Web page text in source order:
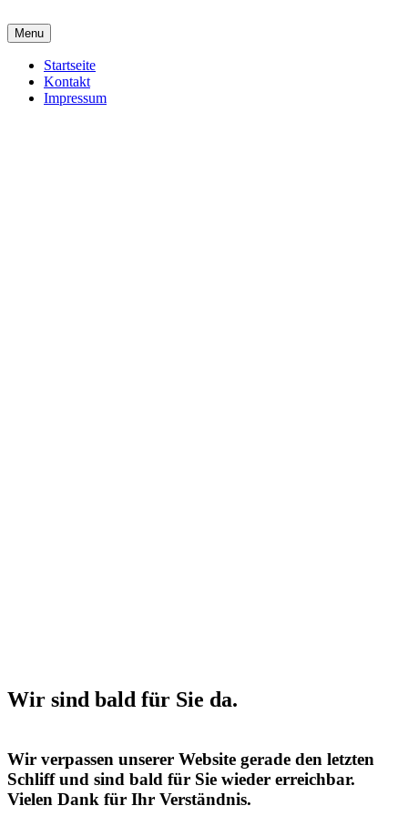
Menu
Startseite
Kontakt
Impressum
Wir sind bald für Sie da.
Wir verpassen unserer Website gerade den letzten
Schliff und sind bald für Sie wieder erreichbar.
Vielen Dank für Ihr Verständnis.